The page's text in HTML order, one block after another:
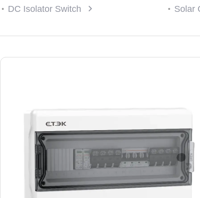
DC Isolator Switch
Solar